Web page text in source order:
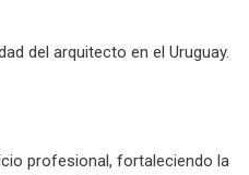
del arquitecto en el Uruguay.
profesional, fortaleciendo la